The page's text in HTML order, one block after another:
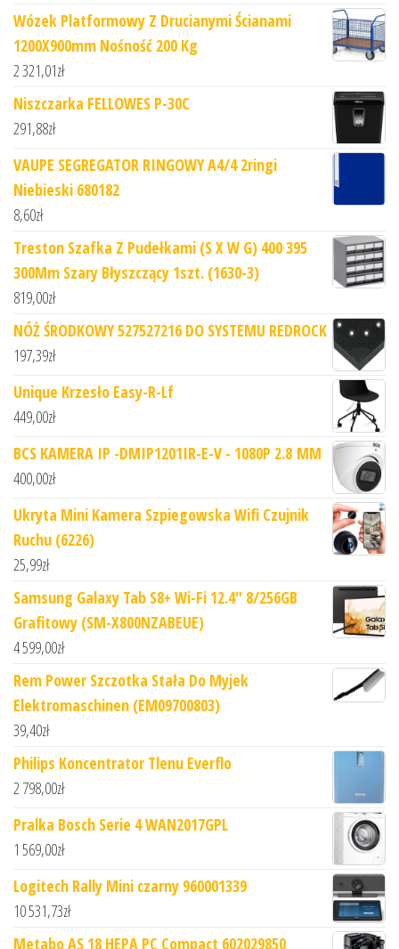
Wózek Platformowy Z Drucianymi Ścianami
1200X900mm Nośność 200 Kg
2 321,01zł
Niszczarka FELLOWES P-30C
291,88zł
VAUPE SEGREGATOR RINGOWY A4/4 2ringi
Niebieski 680182
8,60zł
Treston Szafka Z Pudełkami (S X W G) 400 395
300Mm Szary Błyszczący 1szt. (1630-3)
819,00zł
NÓŻ ŚRODKOWY 527527216 DO SYSTEMU REDROCK
197,39zł
Unique Krzesło Easy-R-Lf
449,00zł
BCS KAMERA IP -DMIP1201IR-E-V - 1080P 2.8 MM
400,00zł
Ukryta Mini Kamera Szpiegowska Wifi Czujnik
Ruchu (6226)
25,99zł
Samsung Galaxy Tab S8+ Wi-Fi 12.4" 8/256GB
Grafitowy (SM-X800NZABEUE)
4 599,00zł
Rem Power Szczotka Stała Do Myjek
Elektromaschinen (EM09700803)
39,40zł
Philips Koncentrator Tlenu Everflo
2 798,00zł
Pralka Bosch Serie 4 WAN2017GPL
1 569,00zł
Logitech Rally Mini czarny 960001339
10 531,73zł
Metabo AS 18 HEPA PC Compact 602029850